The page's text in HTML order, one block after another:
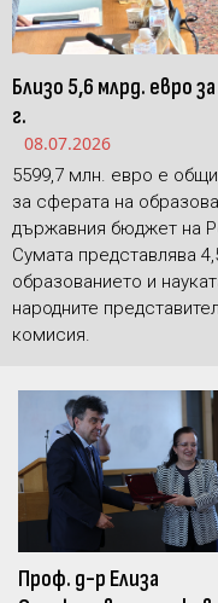
Близо 5,6 млрд. евро
г.
08.07.2026
5599,7 млн. евро е
за сферата на
държавния бюджет на
Сумата представлява
образованието и
народните
комисия.
Проф. д-р Елиза